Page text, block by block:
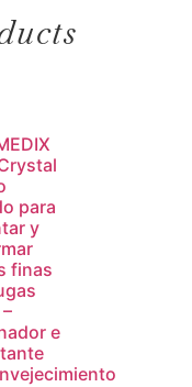
para
y
finas
e